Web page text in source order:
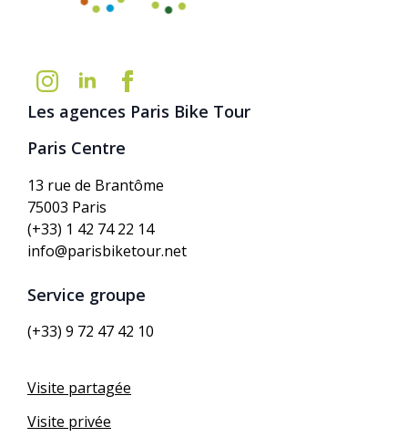
Les agences Paris Bike Tour
Paris Centre
13 rue de Brantôme
75003 Paris
(+33) 1 42 74 22 14
info@parisbiketour.net
Service groupe
(+33) 9 72 47 42 10
Visite partagée
Visite privée